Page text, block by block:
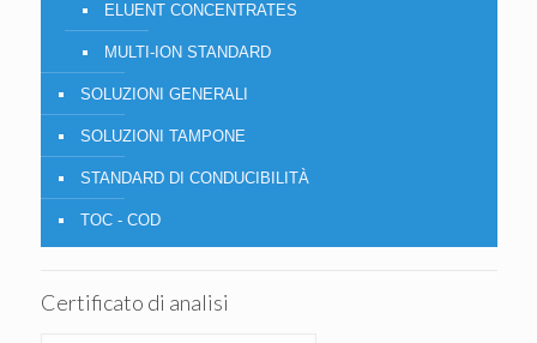
ELUENT CONCENTRATES
MULTI-ION STANDARD
SOLUZIONI GENERALI
SOLUZIONI TAMPONE
STANDARD DI CONDUCIBILITÀ
TOC - COD
Certificato di analisi